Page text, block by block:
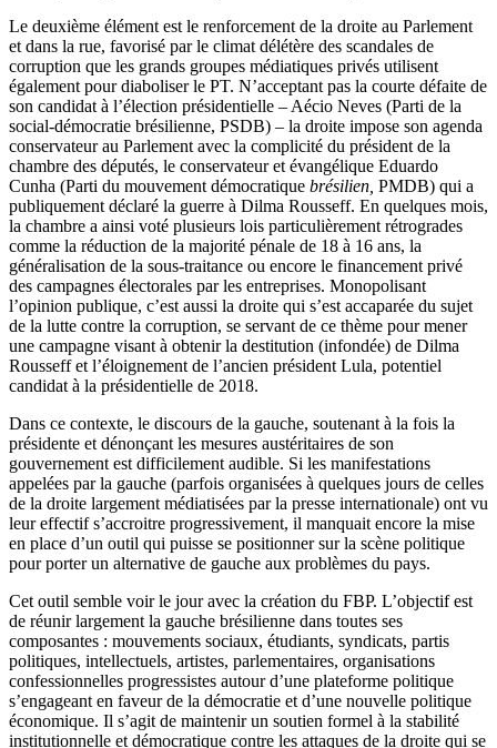
Le deuxième élément est le renforcement de la droite au Parlement
et dans la rue, favorisé par le climat délétère des scandales de
corruption que les grands groupes médiatiques privés utilisent
également pour diaboliser le PT. N’acceptant pas la courte défaite de
son candidat à l’élection présidentielle – Aécio Neves (Parti de la
social-démocratie brésilienne, PSDB) – la droite impose son agenda
conservateur au Parlement avec la complicité du président de la
chambre des députés, le conservateur et évangélique Eduardo
Cunha (Parti du mouvement démocratique brésilien, PMDB) qui a
publiquement déclaré la guerre à Dilma Rousseff. En quelques mois,
la chambre a ainsi voté plusieurs lois particulièrement rétrogrades
comme la réduction de la majorité pénale de 18 à 16 ans, la
généralisation de la sous-traitance ou encore le financement privé
des campagnes électorales par les entreprises. Monopolisant
l’opinion publique, c’est aussi la droite qui s’est accaparée du sujet
de la lutte contre la corruption, se servant de ce thème pour mener
une campagne visant à obtenir la destitution (infondée) de Dilma
Rousseff et l’éloignement de l’ancien président Lula, potentiel
candidat à la présidentielle de 2018.
Dans ce contexte, le discours de la gauche, soutenant à la fois la
présidente et dénonçant les mesures austéritaires de son
gouvernement est difficilement audible. Si les manifestations
appelées par la gauche (parfois organisées à quelques jours de celles
de la droite largement médiatisées par la presse internationale) ont vu
leur effectif s’accroitre progressivement, il manquait encore la mise
en place d’un outil qui puisse se positionner sur la scène politique
pour porter un alternative de gauche aux problèmes du pays.
Cet outil semble voir le jour avec la création du FBP. L’objectif est
de réunir largement la gauche brésilienne dans toutes ses
composantes : mouvements sociaux, étudiants, syndicats, partis
politiques, intellectuels, artistes, parlementaires, organisations
confessionnelles progressistes autour d’une plateforme politique
s’engageant en faveur de la démocratie et d’une nouvelle politique
économique. Il s’agit de maintenir un soutien formel à la stabilité
institutionnelle et démocratique contre les attaques de la droite qui se